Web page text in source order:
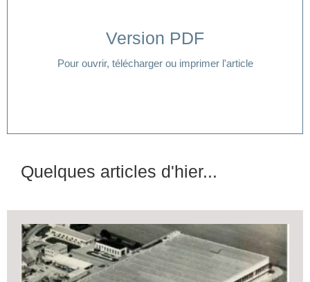
Version PDF
Pour ouvrir, télécharger ou imprimer l'article
Cliquer ici
Quelques articles d'hier...